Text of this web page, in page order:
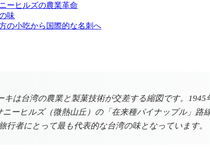
ーヒルズの農業革命
味
の小吃から国際的な名刺へ
キは台湾の農業と製菓技術が交差する縮図です。
ーヒルズ（微熱山丘）の「在来種パイナップル」
行者にとって最も代表的な台湾の味となっています。